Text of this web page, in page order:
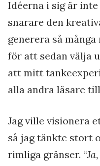
Idéerna i sig är
snarare den
generera så
för att sedan välja
att mitt
alla andra läsare
Jag ville visionera
så jag tänkte stort
rimliga gränser. “